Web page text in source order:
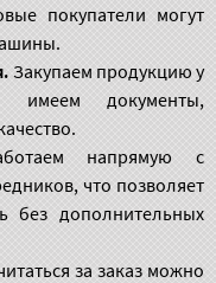
покупатели могут
Закупаем продукцию у
имеем документы,
напрямую с
что позволяет
без дополнительных
за заказ можно